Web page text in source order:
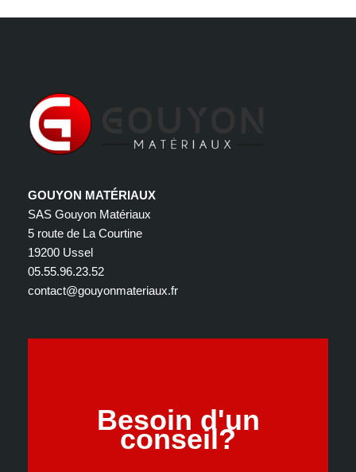
GOUYON MATÉRIAUX
SAS Gouyon Matériaux
5 route de La Courtine
19200 Ussel
05.55.96.23.52
contact@gouyonmateriaux.fr
Besoin d'un
conseil?